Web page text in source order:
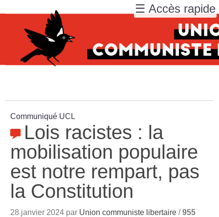
Communiqué UCL
Lois racistes : la
mobilisation populaire
est notre rempart, pas
la Constitution
28 janvier 2024 par Union communiste libertaire /955
☰ Accès rapide